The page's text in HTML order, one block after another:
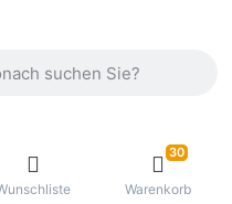
30
Warenkorb